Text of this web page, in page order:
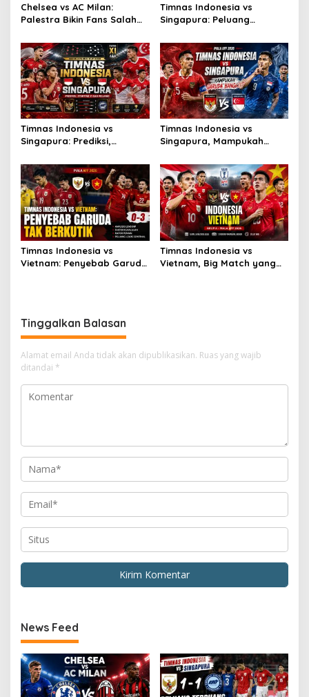
Chelsea vs AC Milan:
Palestra Bikin Fans Salah
Timnas Indonesia vs
Singapura: Peluang
Melayang
Timnas Indonesia vs
Singapura: Prediksi,
Timnas Indonesia vs
Singapura, Mampukah
Timnas Indonesia vs
Vietnam: Penyebab Garuda
Timnas Indonesia vs
Vietnam, Big Match yang
Tinggalkan Balasan
Alamat email Anda tidak akan dipublikasikan. Ruas yang wajib
ditandai *
News Feed